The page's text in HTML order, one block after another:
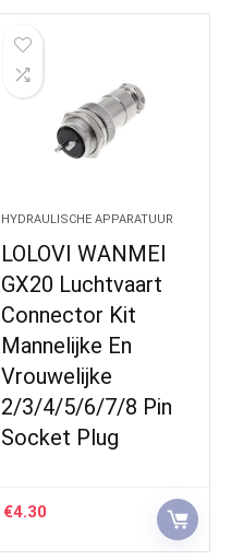
HYDRAULISCHE APPARATUUR
LOLOVI WANMEI
GX20 Luchtvaart
Connector Kit
Mannelijke En
Vrouwelijke
2/3/4/5/6/7/8 Pin
Socket Plug
€4.30